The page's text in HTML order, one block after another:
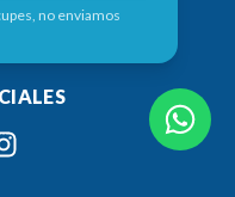
no enviamos